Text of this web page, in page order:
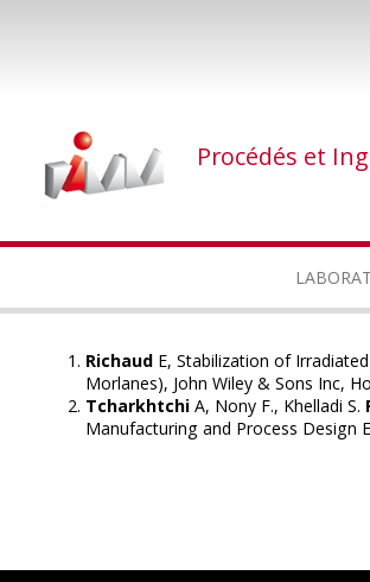
Procédés et
Richaud E, Stabilization of
Morlanes), John Wiley & Sons Inc,
Tcharkhtchi A, Nony F., Khelladi S.
Manufacturing and Process Design